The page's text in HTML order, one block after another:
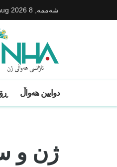
شه‌ممه‌, 8 Aug 2026
دوایین ھەواڵ
ژن و